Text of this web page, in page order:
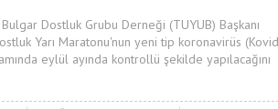
Dostluk Grubu Derneği (TUYUB) Başkanı
Yarı Maratonu'nun yeni tip koronavirüs
eylül ayında kontrollü şekilde yapılacağını